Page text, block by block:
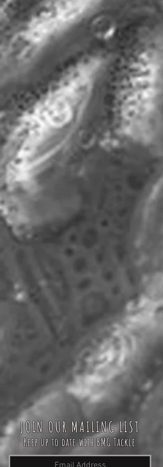
JOIN OUR MAILING LIST
Keep up to date with BMG Tackle